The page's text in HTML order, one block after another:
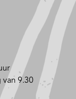
van 9.30